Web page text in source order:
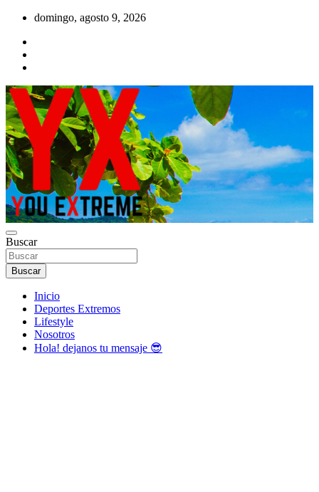
Saltar
contenido
domingo, agosto 9, 2026
YOU EXTREME
YX Deportes Extremos Lifestyle
Buscar
Buscar
Inicio
Deportes Extremos
Lifestyle
Nosotros
Hola! dejanos tu mensaje 😎